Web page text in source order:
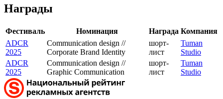
Награды
Фестиваль Номинация Награда Компания
ADCR
2025
Communication design //
Corporate Brand Identity
шорт-
лист
Tuman
Studio
ADCR
2025
Communication design //
Graphic Communication
шорт-
лист
Tuman
Studio